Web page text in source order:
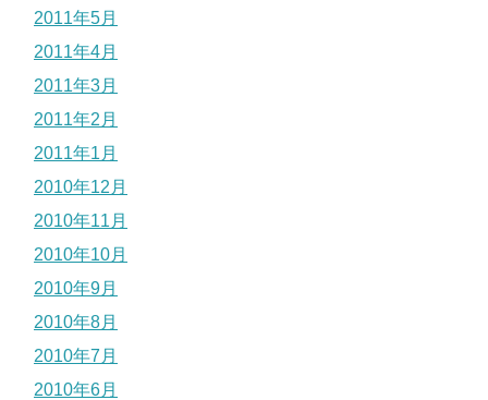
2011年5月
2011年4月
2011年3月
2011年2月
2011年1月
2010年12月
2010年11月
2010年10月
2010年9月
2010年8月
2010年7月
2010年6月